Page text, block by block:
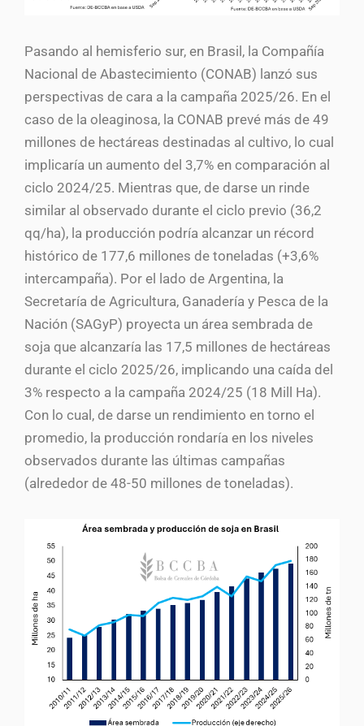
Pasando al hemisferio sur, en Brasil, la Compañía
Nacional de Abastecimiento (CONAB) lanzó sus
perspectivas de cara a la campaña 2025/26. En el
caso de la oleaginosa, la CONAB prevé más de 49
millones de hectáreas destinadas al cultivo, lo cual
implicaría un aumento del 3,7% en comparación al
ciclo 2024/25. Mientras que, de darse un rinde
similar al observado durante el ciclo previo (36,2
qq/ha), la producción podría alcanzar un récord
histórico de 177,6 millones de toneladas (+3,6%
intercampaña). Por el lado de Argentina, la
Secretaría de Agricultura, Ganadería y Pesca de la
Nación (SAGyP) proyecta un área sembrada de
soja que alcanzaría las 17,5 millones de hectáreas
durante el ciclo 2025/26, implicando una caída del
3% respecto a la campaña 2024/25 (18 Mill Ha).
Con lo cual, de darse un rendimiento en torno el
promedio, la producción rondaría en los niveles
observados durante las últimas campañas
(alrededor de 48-50 millones de toneladas).